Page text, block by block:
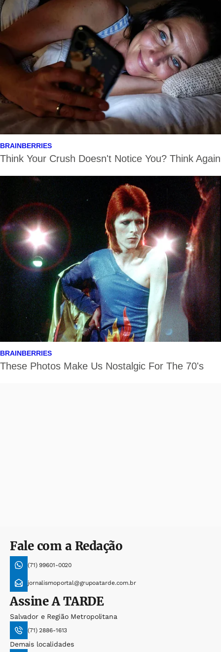
Fale com a Redação
(71) 99601-0020
jornalismoportal@grupoatarde.com.br
AssineA TARDE
Salvador e Região Metropolitana
(71) 2886-1613
Demais localidades